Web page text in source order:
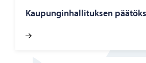
Kau­pun­gin­hal­li­tuk­sen